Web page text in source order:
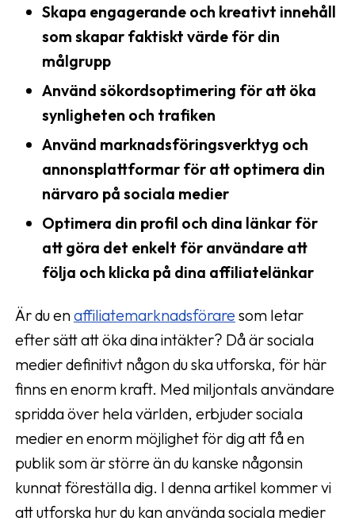
Skapa engagerande och kreativt innehåll
som skapar faktiskt värde för din
målgrupp
Använd sökordsoptimering för att öka
synligheten och trafiken
Använd marknadsföringsverktyg och
annonsplattformar för att optimera din
närvaro på sociala medier
Optimera din profil och dina länkar för
att göra det enkelt för användare att
följa och klicka på dina affiliatelänkar
Är du enaffiliatemarknadsförare som letar
efter sätt att öka dina intäkter? Då är sociala
medier definitivt någon du ska utforska, för här
finns en enorm kraft. Med miljontals användare
spridda över hela världen, erbjuder sociala
medier en enorm möjlighet för dig att få en
publik som är större än du kanske någonsin
kunnat föreställa dig. I denna artikel kommer vi
att utforska hur du kan använda sociala medier